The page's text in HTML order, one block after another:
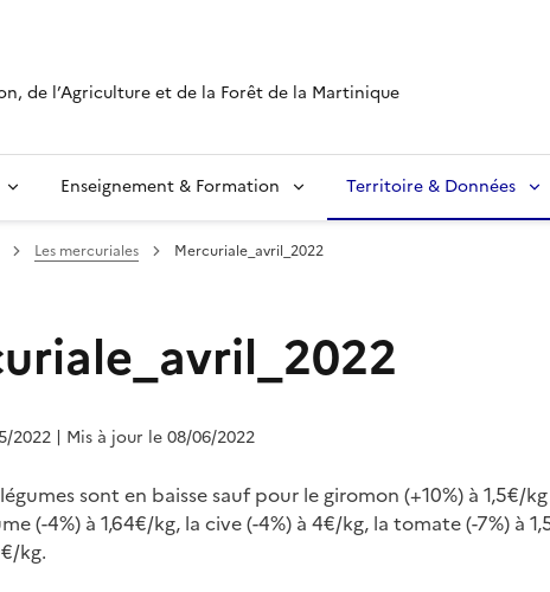
de l’Agriculture et de la Forêt de la Martinique
Enseignement & Formation Territoire & Données
Les mercuriales Mercuriale_avril_2022
2022 | Mis à jour le 08/06/2022
sont en baisse sauf pour le giromon (+10%) à 1,5€/
(-4%) à 1,64€/kg, la cive (-4%) à 4€/kg, la tomate (-7%) à
€/kg.